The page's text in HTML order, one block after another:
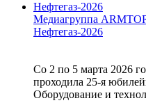
Медиагруппа
Нефтегаз-2026
Со 2 по 5 марта 2026
проходила 25-я
Оборудование и